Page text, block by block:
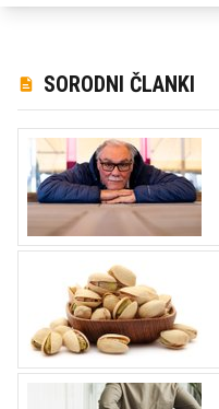
SORODNI ČLANKI